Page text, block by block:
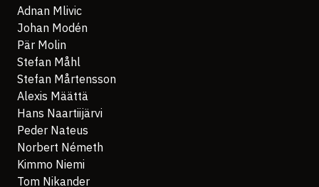
Adnan Mlivic
Johan Modén
Pär Molin
Stefan Måhl
Stefan Mårtensson
Alexis Määttä
Hans Naartiijärvi
Peder Nateus
Norbert Németh
Kimmo Niemi
Tom Nikander